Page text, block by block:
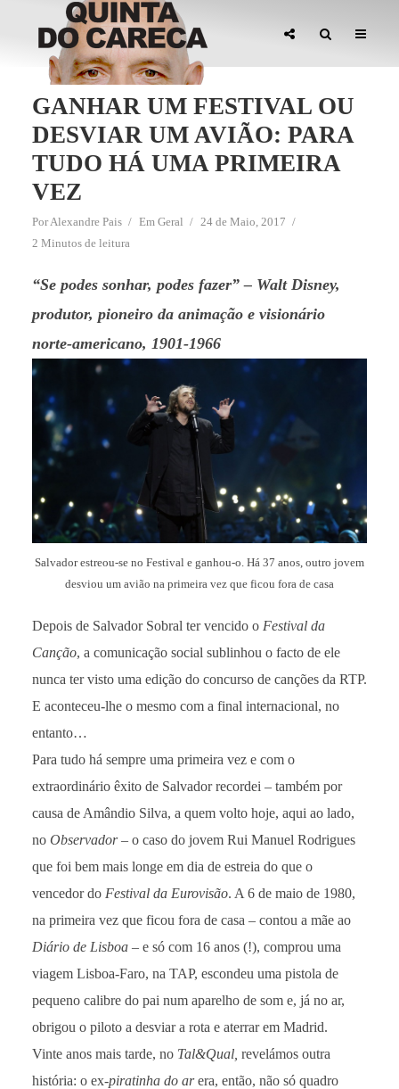
GANHAR UM FESTIVAL OU
DESVIAR UM AVIÃO: PARA
TUDO HÁ UMA PRIMEIRA
VEZ
PorAlexandre Pais Em Geral
24 de Maio, 2017
2 Minutos de leitura
“Se podes sonhar, podes fazer” – Walt Disney,
produtor, pioneiro da animação e visionário
norte-americano, 1901-1966
Salvador estreou-se no Festival e ganhou-o. Há 37 anos, outro jovem
desviou um avião na primeira vez que ficou fora de casa
Depois de Salvador Sobral ter vencido o Festival da
Canção, a comunicação social sublinhou o facto de ele
nunca ter visto uma edição do concurso de canções da RTP.
E aconteceu-lhe o mesmo com a final internacional, no
entanto…
Para tudo há sempre uma primeira vez e com o
extraordinário êxito de Salvador recordei – também por
causa de Amândio Silva, a quem volto hoje, aqui ao lado,
no Observador– o caso do jovem Rui Manuel Rodrigues
que foi bem mais longe em dia de estreia do que o
vencedor do Festival da Eurovisão. A 6 de maio de 1980,
na primeira vez que ficou fora de casa – contou a mãe ao
Diário de Lisboa– e só com 16 anos (!), comprou uma
viagem Lisboa-Faro, na TAP, escondeu uma pistola de
pequeno calibre do pai num aparelho de som e, já no ar,
obrigou o piloto a desviar a rota e aterrar em Madrid.
Vinte anos mais tarde, no Tal&Qual, revelámos outra
história: o ex-piratinha do arera, então, não só quadro